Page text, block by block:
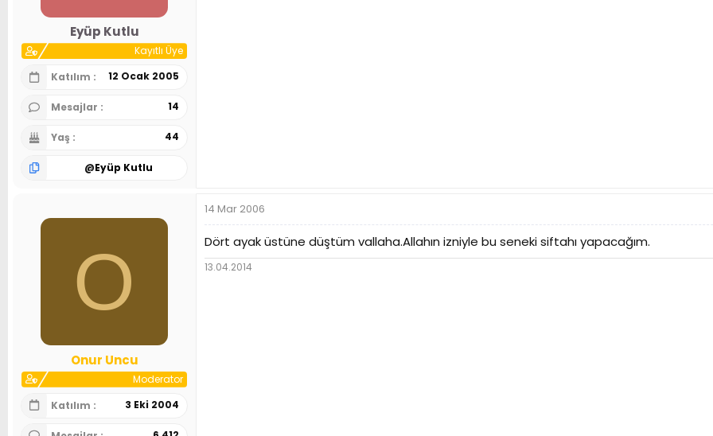
h
Eyüp Kutlu
Kayıtlı Üye
Katılım
12 Ocak 2005
Mesajlar 14
Yaş 44
@Eyüp Kutlu
O
Onur Uncu
Moderator
Katılım
3 Eki 2004
14 Mar 2006
Dört ayak üstüne düştüm vallaha.Allahın izniyle bu seneki siftahı yapacağım.
13.04.2014